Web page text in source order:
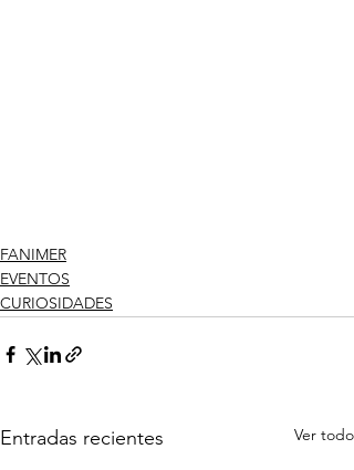
FANIMER
EVENTOS
CURIOSIDADES
Entradas recientes Ver todo